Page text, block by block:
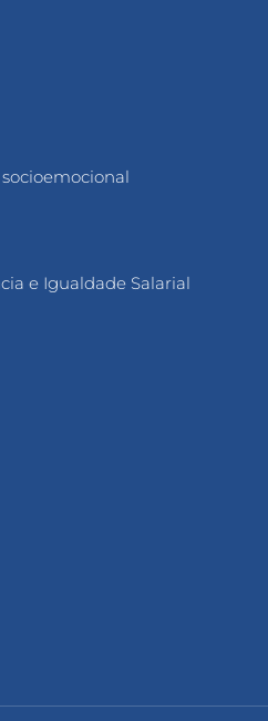
e Igualdade Salarial